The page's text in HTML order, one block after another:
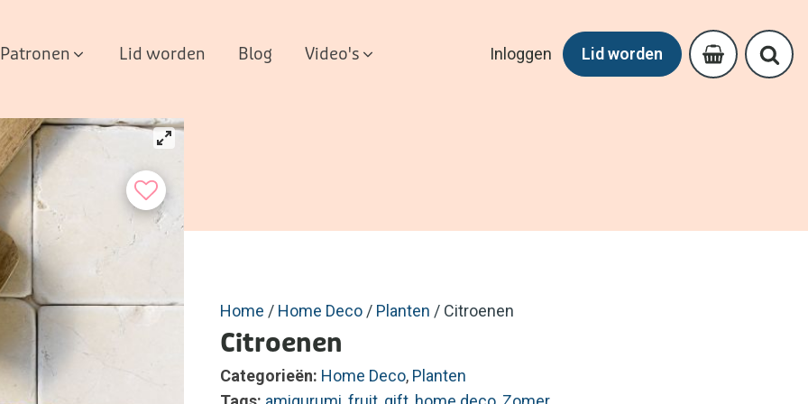
Patronen Lid worden Blog Video's Inloggen Lid worden
Home / Home Deco / Planten / Citroenen
Citroenen
Categorieën: Home Deco, Planten